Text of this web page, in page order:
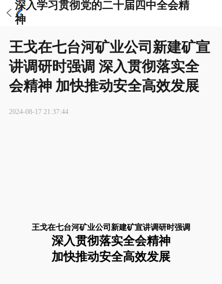
深入学习贯彻党的二十届四中全会精
神
王戈在七台河矿业公司新建矿宣
讲调研时强调 深入贯彻落实全
会精神 加快推动安全高效发展
2024-08-17 21:37:44
王戈在七台河矿业公司新建矿宣讲调研时强调
深入贯彻落实全会精神
加快推动安全高效发展